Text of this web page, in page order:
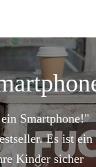
Smartphone!"
Es ist ein
Kinder sicher